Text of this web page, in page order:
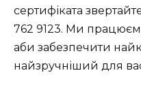
сертифіката
762 9123. Ми
аби забезпечити
найзручніший для